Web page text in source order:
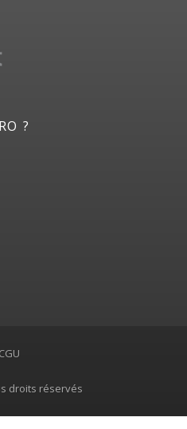
?
CGU
droits réservés